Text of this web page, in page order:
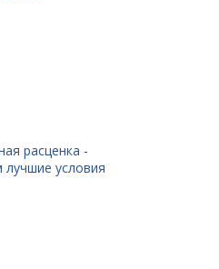
расценка -
условия